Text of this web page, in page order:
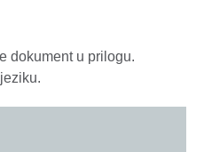
dokument u prilogu.